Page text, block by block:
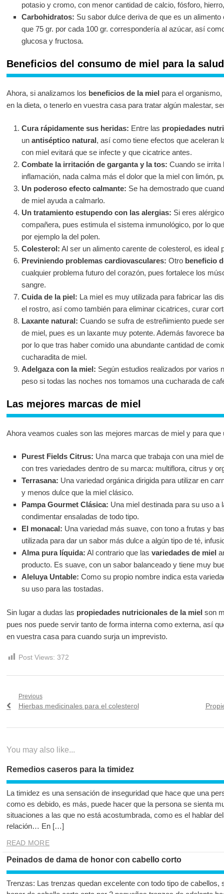
potasio y cromo, con menor cantidad de calcio, fósforo,
Carbohidratos: Su sabor dulce deriva de que es un
que 75 gr. por cada 100 gr. correspondería al azúcar, así
glucosa y fructosa.
Beneficios del consumo de miel para la salud
Ahora, si analizamos los beneficios de la miel para el
en la dieta, o tenerlo en vuestra casa para tratar algún malestar,
Cura rápidamente sus heridas: Entre las propiedades
un antiséptico natural, así como tiene efectos que aceleran
con miel evitará que se infecte y que cicatrice antes.
Combate la irritación de garganta y la tos: Cuando se irrita
inflamación, nada calma más el dolor que la miel con limón,
Un poderoso efecto calmante: Se ha demostrado que
de miel ayuda a calmarlo.
Un tratamiento estupendo con las alergias: Si eres
compañera, pues estimula el sistema inmunológico, por lo
por ejemplo la del polen.
Colesterol: Al ser un alimento carente de colesterol, es ideal
Previniendo problemas cardiovasculares: Otro beneficio
cualquier problema futuro del corazón, pues fortalece los
sangre.
Cuida de la piel: La miel es muy utilizada para fabricar las
el rostro, así como también para eliminar cicatrices, curar
Laxante natural: Cuando se sufra de estreñimiento puede
de miel, pues es un laxante muy potente. Además favorece
por lo que tras haber comido una abundante cantidad de
cucharadita de miel.
Adelgaza con la miel: Según estudios realizados por varios
peso si todas las noches nos tomamos una cucharada de
Las mejores marcas de miel
Ahora veamos cuales son las mejores marcas de miel y para que
Purest Fields Citrus: Una marca que trabaja con una miel
con tres variedades dentro de su marca: multiflora, citrus y
Terrasana: Una variedad orgánica dirigida para utilizar en
y menos dulce que la miel clásico.
Pampa Gourmet Clásica: Una miel destinada para su uso a
condimentar ensaladas de todo tipo.
El monacal: Una variedad más suave, con tono a frutas y
utilizada para dar un sabor más dulce a algún tipo de té,
Alma pura líquida: Al contrario que las variedades de miel
producto. Es suave, con un sabor balanceado y tiene muy
Aleluya Untable: Como su propio nombre indica esta
su uso para las tostadas.
Sin lugar a dudas las propiedades nutricionales de la miel son
pues nos puede servir tanto de forma interna como externa, así
en vuestra casa para cuando surja un imprevisto.
Post Views: 372
Navegación
Previous
Previous
Hierbas medicinales para el colesterol
Next
You may also like...
Remedios caseros para la timidez
La timidez es una sensación de inseguridad que hace que una
como es debido, es más, puede hacer que la persona se sienta
situaciones a las que no está acostumbrada, como es el hablar
relación… En […]
READ MORE
Peinados de dama de honor con cabello corto
Trenzas: Las trenzas quedan excelente con todo tipo de cabellos,